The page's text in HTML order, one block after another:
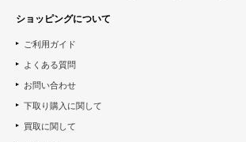
ショッピングについて
ご利用ガイド
よくある質問
お問い合わせ
下取り購入に関して
買取に関して